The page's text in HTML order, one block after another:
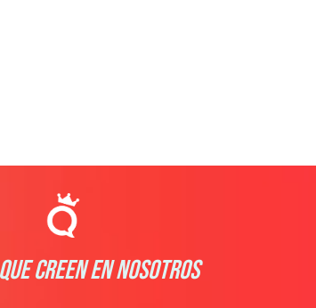
CREEN EN NOSOTROS